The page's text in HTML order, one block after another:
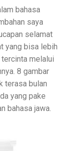
bahasa
saya
selamat
yang bisa lebih
melalui
8 gambar
terasa bulan
yang pake
bahasa jawa.